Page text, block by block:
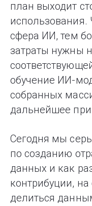
план выходит
использования.
сфера ИИ, тем
затраты нужны
обучение ИИ-
собранных
дальнейшее
Сегодня мы
по созданию
данных и как
контрибуции,
делиться